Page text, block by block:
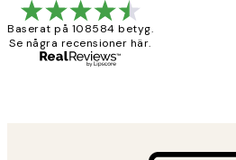
Baserat på 108584 betyg.
Se några recensioner här.